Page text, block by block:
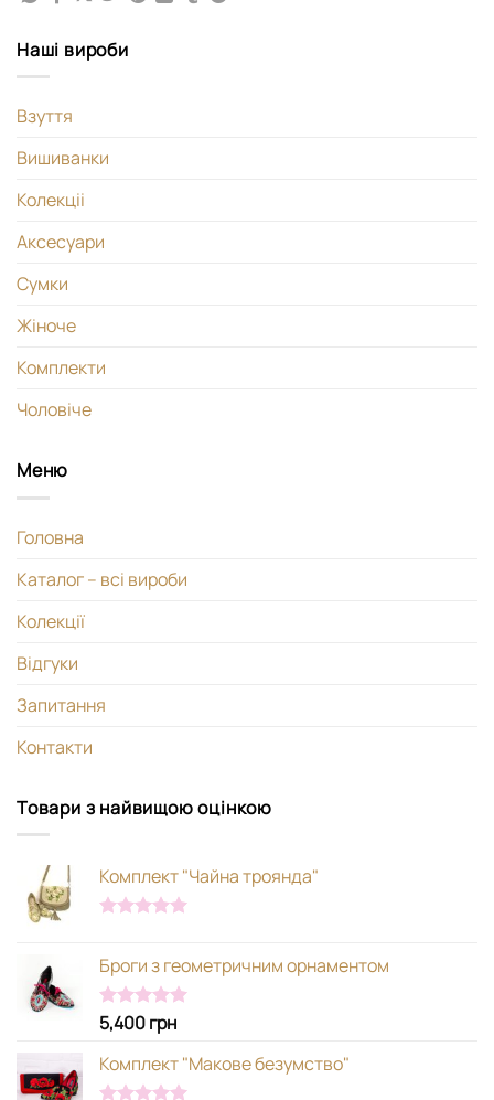
Наші вироби
Взуття
Вишиванки
Колекціі
Аксесуари
Сумки
Жіноче
Комплекти
Чоловіче
Меню
Головна
Каталог – всі вироби
Колекції
Відгуки
Запитання
Контакти
Товари з найвищою оцінкою
Комплект "Чайна троянда"
Броги з геометричним орнаментом
Оцінено в
з 5
5,400грн
Комплект "Макове безумство"